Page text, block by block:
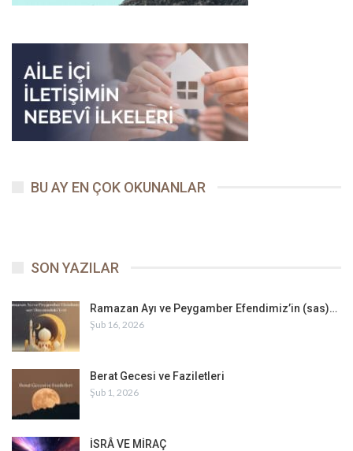
BU AY EN ÇOK OKUNANLAR
SON YAZILAR
Ramazan Ayı ve Peygamber Efendimiz’in (sas)…
Şub 16, 2026
Berat Gecesi ve Faziletleri
Şub 1, 2026
İSRÂ VE MİRAÇ